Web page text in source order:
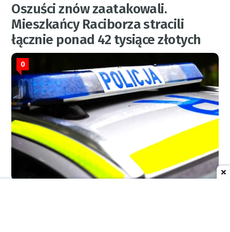
Oszuści znów zaatakowali.
Mieszkańcy Raciborza stracili
łącznie ponad 42 tysiące złotych
0